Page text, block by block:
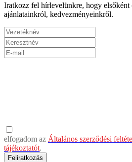
Iratkozz fel hírlevelünkre, hogy
ajánlatainkról, kedvezményeinkről.
elfogadom az Általános szerződési
tájékoztatót.
Feliratkozás